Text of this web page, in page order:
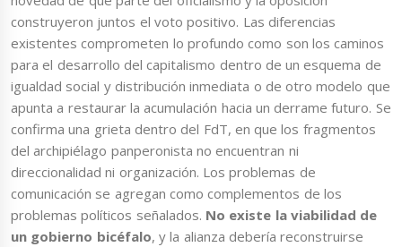
construyeron juntos el voto positivo. Las diferencias
existentes comprometen lo profundo como son los caminos
para el desarrollo del capitalismo dentro de un esquema de
igualdad social y distribución inmediata o de otro modelo que
apunta a restaurar la acumulación hacia un derrame futuro. Se
confirma una grieta dentro del FdT, en que los fragmentos
del archipiélago panperonista no encuentran ni
direccionalidad ni organización. Los problemas de
comunicación se agregan como complementos de los
problemas políticos señalados. No existe la viabilidad de
un gobierno bicéfalo, y la alianza debería reconstruirse